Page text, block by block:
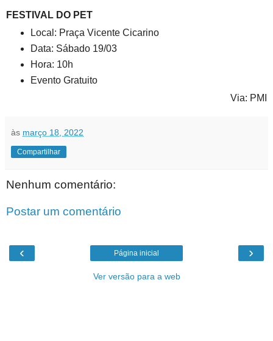
FESTIVAL DO PET
Local: Praça Vicente Cicarino
Data: Sábado 19/03
Hora: 10h
Evento Gratuito
Via: PMI
às março 18, 2022
Compartilhar
Nenhum comentário:
Postar um comentário
‹ ›
Página inicial
Ver versão para a web